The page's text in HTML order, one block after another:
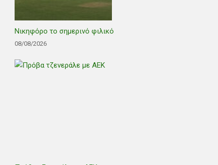
Νικηφόρο το σημερινό φιλικό
08/08/2026